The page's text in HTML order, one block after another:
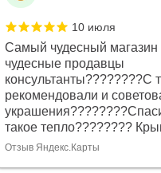
10 июля
Самый чудесный
чудесные продавцы
консультанты????????С
рекомендовали и
такое тепло????????
Отзыв Яндекс.Карты